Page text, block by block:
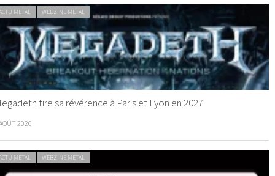
METAL WEBZINE METAL
tire sa révérence à Paris et Lyon en 2027
2026
METAL WEBZINE METAL